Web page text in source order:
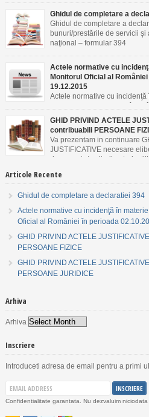
Ghidul de completare a
Ghidul de completare a
bunuri/prestările de servicii şi
naţional – formular 394
Actele normative cu
Monitorul Oficial al
19.12.2015
Actele normative cu
GHID PRIVIND ACTELE
contribuabili PERSOANE
Va prezentam in continuare
JUSTIFICATIVE necesare
documente/emiterii
Articole Recente
Ghidul de completare a declaratiei 394
Actele normative cu incidenţă în
Oficial al României în perioada
GHID PRIVIND ACTELE
PERSOANE FIZICE
GHID PRIVIND ACTELE
PERSOANE JURIDICE
Arhiva
Arhiva
Inscriere
Introduceti adresa de email pentru a primi
Confidentialitate garantata. Nu dezvaluim niciodata